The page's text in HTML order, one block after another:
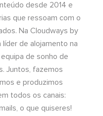
desde 2014 e
que ressoam com o
Na Cloudways by
líder de alojamento na
equipa de sonho de
Juntos, fazemos
e produzimos
todos os canais:
o que quiseres!